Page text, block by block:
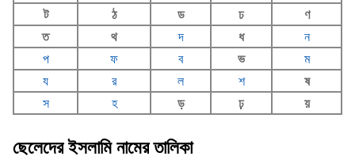
ট
ঠ ড ঢ
ণ
ত
থ দ ধ
ন
প
ফ ব ভ
ম
য
র ল শ
ষ
স
হ ড় ঢ় য়
ছেলেদের ইসলামি নামের তালিকা